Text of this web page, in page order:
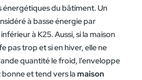
énergétiques du bâtiment. Un
à basse énergie par
à K25. Aussi, si la maison
pas trop et si en hiver, elle ne
quantité le froid, l’enveloppe
et tend vers lamaison